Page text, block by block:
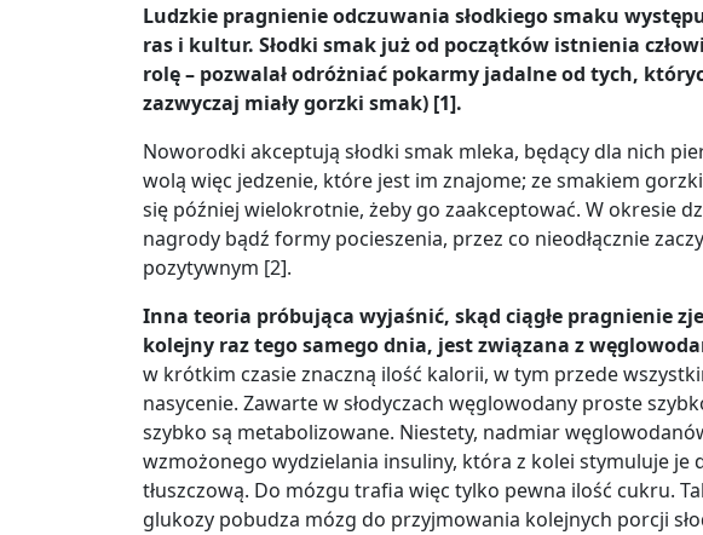
Ludzkie pragnienie odczuwania słodkiego smaku
ras i kultur. Słodki smak już od początków istnienia
rolę – pozwalał odróżniać pokarmy jadalne od tych,
zazwyczaj miały gorzki smak) [1].
Noworodki akceptują słodki smak mleka, będący dla nich
wolą więc jedzenie, które jest im znajome; ze smakiem
się później wielokrotnie, żeby go zaakceptować. W okresie
nagrody bądź formy pocieszenia, przez co nieodłącznie
pozytywnym [2].
Inna teoria próbująca wyjaśnić, skąd ciągłe pragnienie
kolejny raz tego samego dnia, jest związana z
w krótkim czasie znaczną ilość kalorii, w tym przede
nasycenie. Zawarte w słodyczach węglowodany proste
szybko są metabolizowane. Niestety, nadmiar
wzmożonego wydzielania insuliny, która z kolei stymuluje je
tłuszczową. Do mózgu trafia więc tylko pewna ilość cukru.
glukozy pobudza mózg do przyjmowania kolejnych porcji